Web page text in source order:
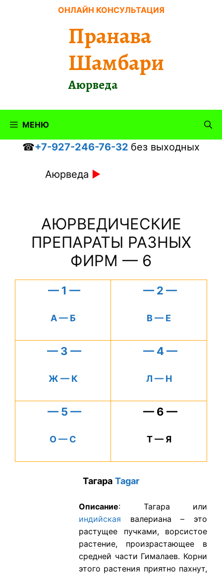
ОНЛАЙН КОНСУЛЬТАЦИЯ
Пранава
Шамбари
Аюрведа
МЕНЮ
☎+7-927-246-76-32 без выходных
Аюрведа ►
АЮРВЕДИЧЕСКИЕ
ПРЕПАРАТЫ РАЗНЫХ
ФИРМ — 6
— 1 —
А — Б
— 2 —
В — Е
— 3 —
Ж — К
— 4 —
Л — Н
— 5 —
О — С
— 6 —
Т — Я
Тагара Tagar
Описание: Тагара или
индийская валериана – это
растущее пучками, ворсистое
растение, произрастающее в
средней части Гималаев. Корни
этого растения приятно пахнут,